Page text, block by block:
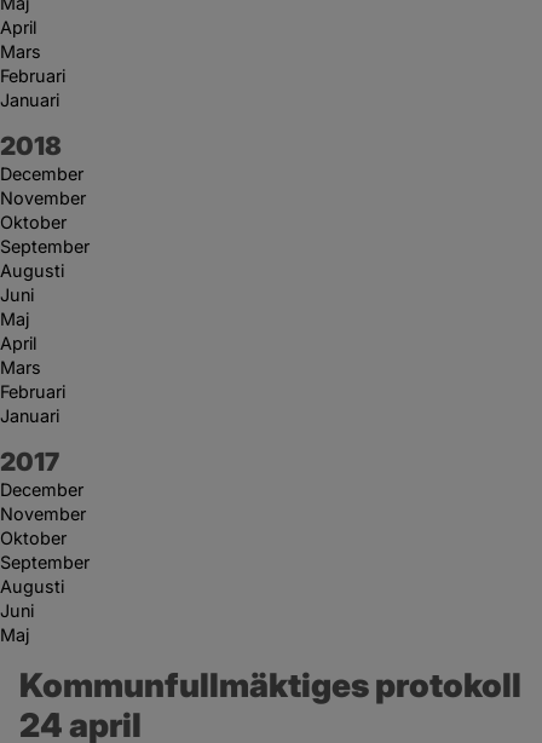
April
Mars
Februari
Januari
År:
2018
December
November
Oktober
September
Augusti
Juni
Maj
April
Mars
Februari
Januari
År:
2017
December
November
Oktober
September
Augusti
Juni
Maj
Kommunfullmäktiges protokoll
24 april